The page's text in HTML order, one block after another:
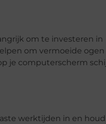
om te investeren in
om vermoeide ogen
je computerscherm
werktijden in en houd